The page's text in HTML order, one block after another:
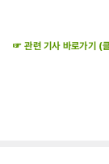
☞ 관련 기사 바로가기 (